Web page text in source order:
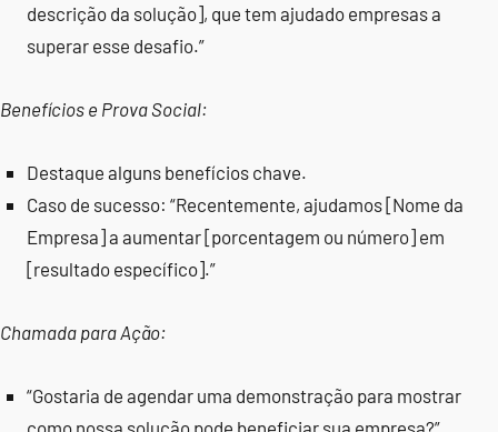
descrição da solução], que tem ajudado empresas a
superar esse desafio.”
Benefícios e Prova Social:
Destaque alguns benefícios chave.
Caso de sucesso: “Recentemente, ajudamos [Nome da
Empresa] a aumentar [porcentagem ou número] em
[resultado específico].”
Chamada para Ação:
“Gostaria de agendar uma demonstração para mostrar
como nossa solução pode beneficiar sua empresa?”